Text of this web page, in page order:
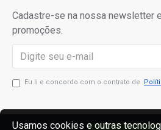
Cadastre-se na nossa newsletter
promoções.
Eu li e concordo com o contrato de
Usamos cookies e outras